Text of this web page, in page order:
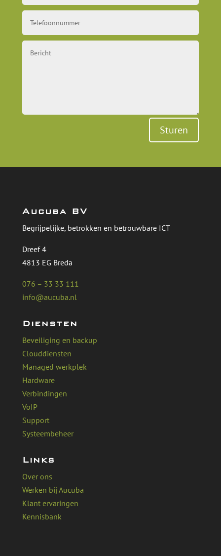
Sturen
Aucuba BV
Begrijpelijke, betrokken en betrouwbare ICT
Dreef 4
4813 EG Breda
076 – 33 33 111
info@aucuba.nl
Diensten
Beveiliging en backup
Clouddiensten
Managed werkplek
Hardware
Verbindingen
VoIP
Support
Systeembeheer
Links
Over ons
Werken bij Aucuba
Klant ervaringen
Kennisbank